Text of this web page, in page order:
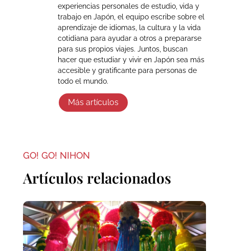
experiencias personales de estudio, vida y
trabajo en Japón, el equipo escribe sobre el
aprendizaje de idiomas, la cultura y la vida
cotidiana para ayudar a otros a prepararse
para sus propios viajes. Juntos, buscan
hacer que estudiar y vivir en Japón sea más
accesible y gratificante para personas de
todo el mundo.
Más artículos
GO! GO! NIHON
Artículos relacionados